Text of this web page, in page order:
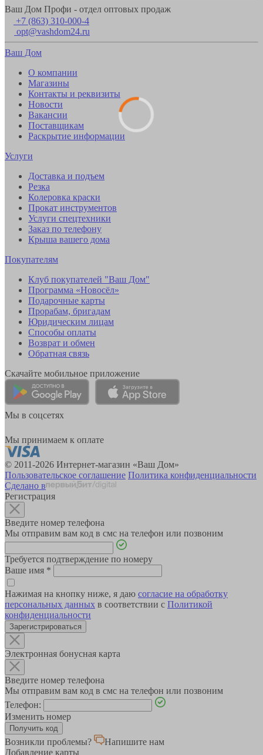
Ваш Дом Профи - отдел оптовых продаж
+7 (863) 310-000-4
opt@vashdom24.ru
Ваш Дом
О компании
Магазины
Контакты и реквизиты
Новости
Вакансии
Поставщикам
Раскрытие информации
Услуги
Доставка и подъем
Резка
Колеровка краски
Прокат инструментов
Услуги спецтехники
Заказ по телефону
Крыша вашего дома
Покупателям
Клуб покупателей "Ваш Дом"
Программа «Новосёл»
Подарочные карты
Прорабам, бригадам
Юридическим лицам
Способы оплаты
Возврат и обмен
Обратная связь
Скачайте мобильное приложение
Мы в соцсетях
Мы принимаем к оплате
© 2011-2026 Интернет-магазин «Ваш Дом»
Пользовательское соглашение Политика конфиденциальности
Сделано в
Регистрация
Введите номер телефона
Мы отправим вам код в смс на телефон или позвоним
Требуется подтверждение по номеру
Ваше имя *
Нажимая на кнопку ниже, я даю согласие на обработку
персональных данных в соответствии с Политикой
конфиденциальности
Зарегистрироваться
Электронная бонусная карта
Введите номер телефона
Мы отправим вам код в смс на телефон или позвоним
Телефон:
Изменить номер
Возникли проблемы?
Напишите нам
Добавление карты